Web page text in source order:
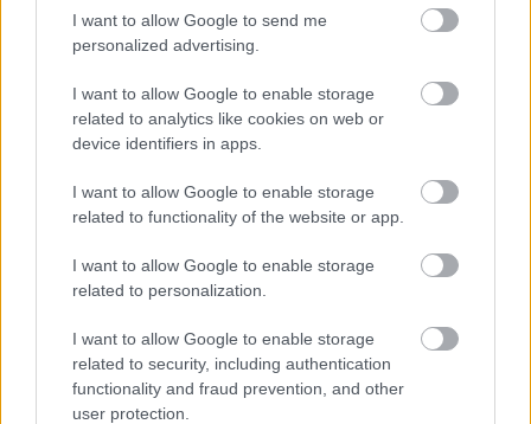
I want to allow Google to send me
personalized advertising.
I want to allow Google to enable storage
related to analytics like cookies on web or
device identifiers in apps.
I want to allow Google to enable storage
related to functionality of the website or app.
I want to allow Google to enable storage
related to personalization.
I want to allow Google to enable storage
related to security, including authentication
functionality and fraud prevention, and other
user protection.
3-3-3 rule: Ο κανόνας που θα αλλάξει τον τρόπο
που ντύνεσαι
CATHERINE ZETA-JONES